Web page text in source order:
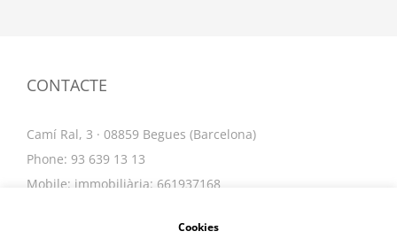
CONTACTE
Camí Ral, 3 · 08859 Begues (Barcelona)
Phone: 93 639 13 13
Mobile: immobiliària: 661937168
Cookies